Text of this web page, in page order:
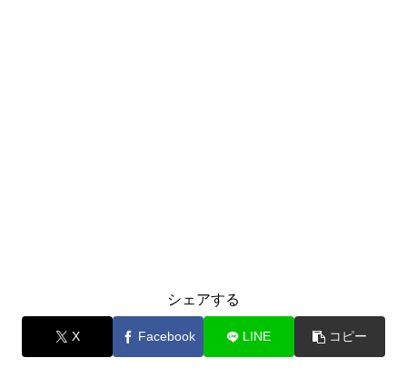
シェアする
X Facebook LINE コピー